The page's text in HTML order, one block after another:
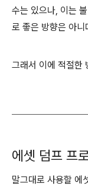
수는 있으나, 이는
로 좋은 방향은 아니
그래서 이에 적절한
에셋 덤프 프
말그대로 사용할 에